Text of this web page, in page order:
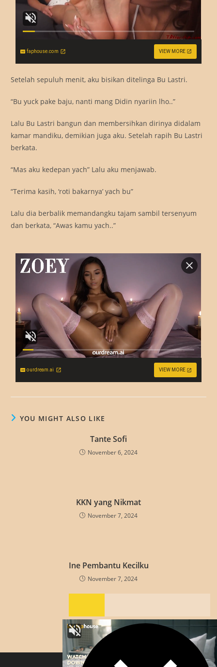
faphouse.com VIEW MORE
Setelah sepuluh menit, aku bisikan ditelinga Bu Lastri.
“Bu yuck pake baju, nanti mang Didin nyariin lho..”
Lalu Bu Lastri bangun dan membersihkan dirinya didalam
kamar mandiku, demikian juga aku. Setelah rapih Bu Lastri
berkata.
“Mas aku kedepan yach” Lalu aku menjawab.
“Terima kasih, ‘roti bakarnya’ yach bu”
Lalu dia berbalik memandangku tajam sambil tersenyum
dan berkata, “Awas kamu yach..”
ourdream.ai VIEW MORE
YOU MIGHT ALSO LIKE
Tante Sofi
November 6, 2024
KKN yang Nikmat
November 7, 2024
Ine Pembantu Kecilku
November 7, 2024